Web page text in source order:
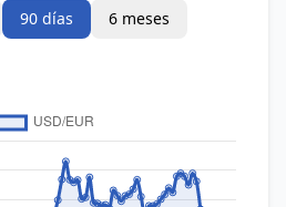
90 días
6 meses